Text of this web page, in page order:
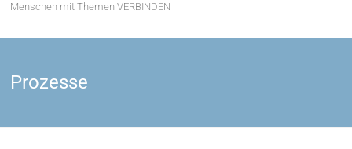
Menschen mit Themen VERBINDEN
Prozesse